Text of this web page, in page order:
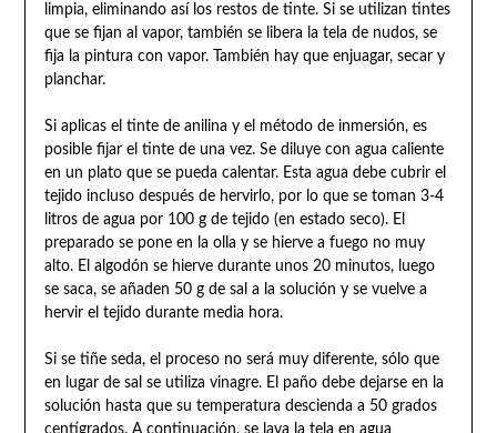
limpia, eliminando así los restos de tinte. Si se utilizan tintes
que se fijan al vapor, también se libera la tela de nudos, se
fija la pintura con vapor. También hay que enjuagar, secar y
planchar.
Si aplicas el tinte de anilina y el método de inmersión, es
posible fijar el tinte de una vez. Se diluye con agua caliente
en un plato que se pueda calentar. Esta agua debe cubrir el
tejido incluso después de hervirlo, por lo que se toman 3-4
litros de agua por 100 g de tejido (en estado seco). El
preparado se pone en la olla y se hierve a fuego no muy
alto. El algodón se hierve durante unos 20 minutos, luego
se saca, se añaden 50 g de sal a la solución y se vuelve a
hervir el tejido durante media hora.
Si se tiñe seda, el proceso no será muy diferente, sólo que
en lugar de sal se utiliza vinagre. El paño debe dejarse en la
solución hasta que su temperatura descienda a 50 grados
centígrados. A continuación, se lava la tela en agua